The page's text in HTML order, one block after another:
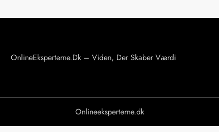
g
OnlineEksperterne.dk – Viden, Der Skaber Værdi
Onlineeksperterne.dk